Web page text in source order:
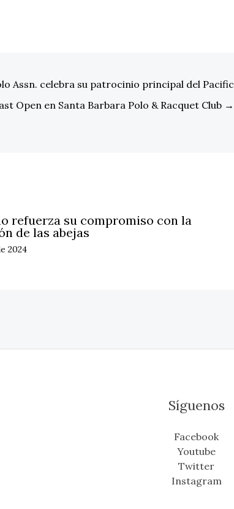
Assn. celebra su patrocinio principal del Pacific
Open en Santa Barbara Polo & Racquet Club →
refuerza su compromiso con la
de las abejas
2024
Síguenos
Facebook
Youtube
Twitter
Instagram